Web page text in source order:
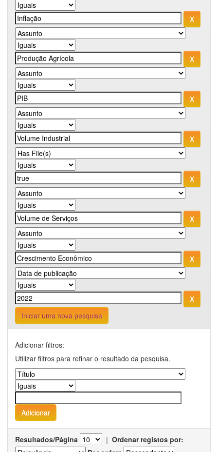
Iniciar uma nova pesquisa
Adicionar filtros:
Utilizar filtros para refinar o resultado da pesquisa.
Resultados/Página | Ordenar registos por: